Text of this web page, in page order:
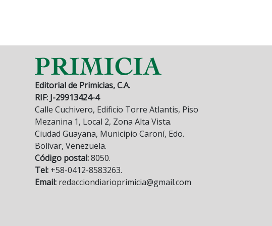
Editorial de Primicias, C.A.
RIF: J-29913424-4
Calle Cuchivero, Edificio Torre Atlantis, Piso
Mezanina 1, Local 2, Zona Alta Vista.
Ciudad Guayana, Municipio Caroní, Edo.
Bolívar, Venezuela.
Código postal:8050.
Tel: +58-0412-8583263.
Email: redacciondiarioprimicia@gmail.com